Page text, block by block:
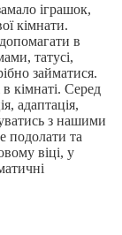
іграшок,
кімнати.
в
татусі,
займатися.
кімнаті. Серед
адаптація,
з нашими
подолати та
віці, у